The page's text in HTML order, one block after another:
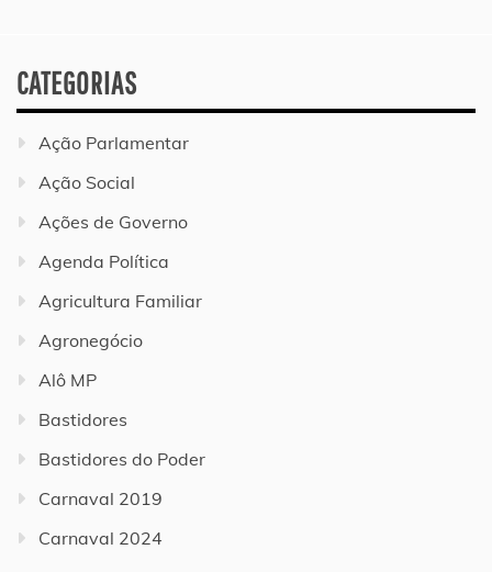
CATEGORIAS
Ação Parlamentar
Ação Social
Ações de Governo
Agenda Política
Agricultura Familiar
Agronegócio
Alô MP
Bastidores
Bastidores do Poder
Carnaval 2019
Carnaval 2024